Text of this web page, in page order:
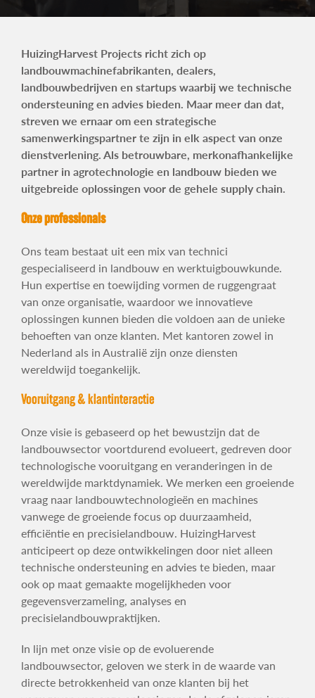
HuizingHarvest Projects richt zich op
landbouwmachinefabrikanten, dealers,
landbouwbedrijven en startups waarbij we technische
ondersteuning en advies bieden. Maar meer dan dat,
streven we ernaar om een strategische
samenwerkingspartner te zijn in elk aspect van onze
dienstverlening. Als betrouwbare, merkonafhankelijke
partner in agrotechnologie en landbouw bieden we
uitgebreide oplossingen voor de gehele supply chain.
Onze professionals
Ons team bestaat uit een mix van technici
gespecialiseerd in landbouw en werktuigbouwkunde.
Hun expertise en toewijding vormen de ruggengraat
van onze organisatie, waardoor we innovatieve
oplossingen kunnen bieden die voldoen aan de unieke
behoeften van onze klanten. Met kantoren zowel in
Nederland als in Australië zijn onze diensten
wereldwijd toegankelijk.
Vooruitgang & klantinteractie
Onze visie is gebaseerd op het bewustzijn dat de
landbouwsector voortdurend evolueert, gedreven door
technologische vooruitgang en veranderingen in de
wereldwijde marktdynamiek. We merken een groeiende
vraag naar landbouwtechnologieën en machines
vanwege de groeiende focus op duurzaamheid,
efficiëntie en precisielandbouw. HuizingHarvest
anticipeert op deze ontwikkelingen door niet alleen
technische ondersteuning en advies te bieden, maar
ook op maat gemaakte mogelijkheden voor
gegevensverzameling, analyses en
precisielandbouwpraktijken.
In lijn met onze visie op de evoluerende
landbouwsector, geloven we sterk in de waarde van
directe betrokkenheid van onze klanten bij het